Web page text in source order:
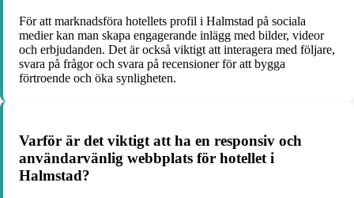
För att marknadsföra hotellets profil i Halmstad på sociala
medier kan man skapa engagerande inlägg med bilder, videor
och erbjudanden. Det är också viktigt att interagera med följare,
svara på frågor och svara på recensioner för att bygga
förtroende och öka synligheten.
Varför är det viktigt att ha en responsiv och
användarvänlig webbplats för hotellet i
Halmstad?